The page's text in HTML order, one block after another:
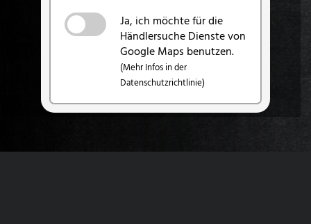
Ja, ich möchte für die
Händlersuche Dienste von
Google Maps benutzen.
(Mehr Infos in der
Datenschutzrichtlinie)